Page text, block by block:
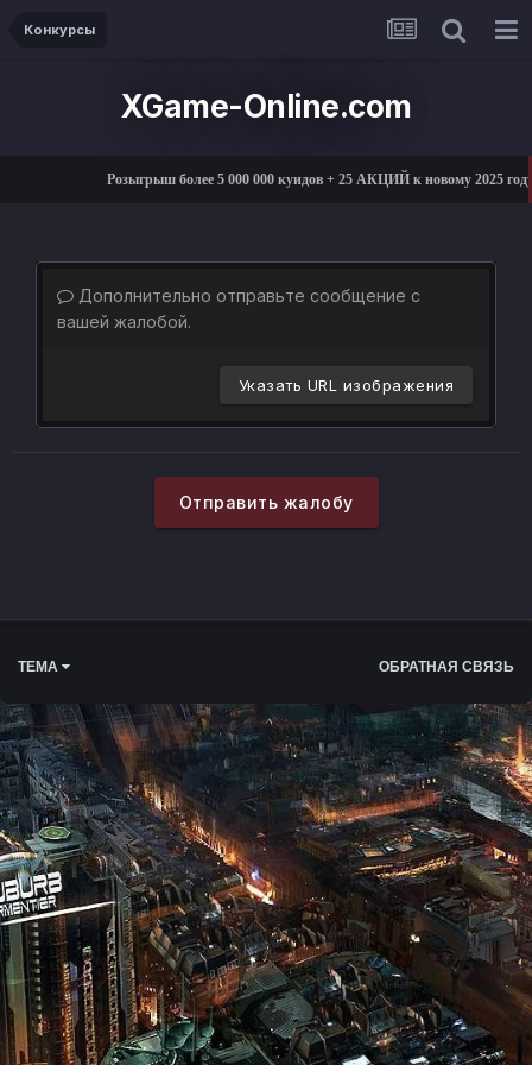
Конкурсы
XGame-Online.com
Розыгрыш более 5 000 000 куидов + 25 АКЦИЙ к новому 2025
Дополнительно отправьте сообщение с
вашей жалобой.
Указать URL изображения
Отправить жалобу
ТЕМА ОБРАТНАЯ СВЯЗЬ